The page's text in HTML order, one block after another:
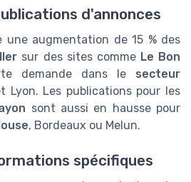
d'annonces
une augmentation de 15 % des
sur des sites comme Le Bon
demande dans le secteur
Lyon. Les publications pour les
sont aussi en hausse pour
, Bordeaux ou Melun.
spécifiques